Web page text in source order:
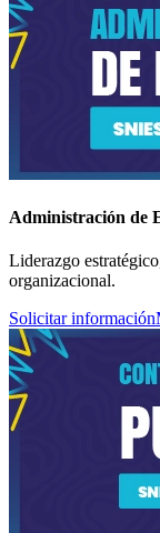
Administración de
Liderazgo
organizacional.
Solicitar información